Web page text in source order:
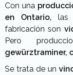
Con una
en Ontario, las
fabricación son
Pero
gewürztraminer,
Se trata de un